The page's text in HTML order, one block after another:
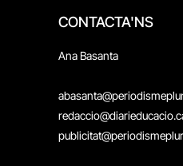
CONTACTA'NS
Ana Basanta